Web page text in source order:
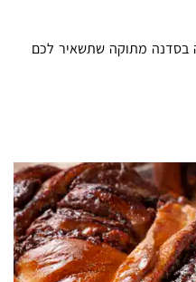
בסדנה מתוקה שתשאיר לכם